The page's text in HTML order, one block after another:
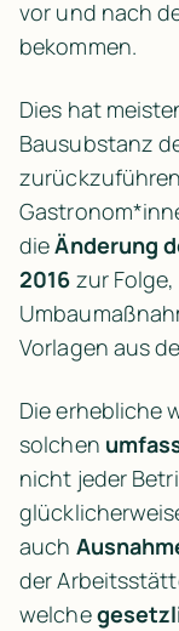
vor und nach
bekommen.
Dies hat
Bausubstanz
die Änderung
2016 zur
Vorlagen aus
Die erhebliche
solchen
nicht jeder
auch
der
welche